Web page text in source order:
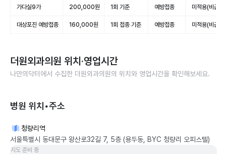
가다실9가 200,000원 1회 기준 예방접종 미적용(비급여)
대상포진 예방접종 160,000원 1회 접종 기준 예방접종 미적용(비급여)
더원외과의원 위치·영업시간
나만의닥터에서 수집한 더원외과의원의 위치와 영업시간을 확인해보세요.
병원 위치•주소
청량리역
서울특별시 동대문구 왕산로32길 7, 5층 (용두동, BYC 청량리 오피스텔)
지도 준비 중